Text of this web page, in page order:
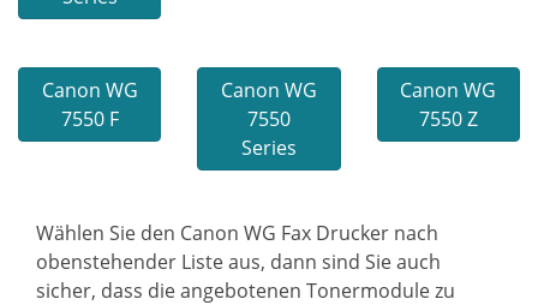
Canon WG
7550 F
Canon WG
7550
Series
Canon WG
7550 Z
Wählen Sie den Canon WG Fax Drucker nach
obenstehender Liste aus, dann sind Sie auch
sicher, dass die angebotenen Tonermodule zu